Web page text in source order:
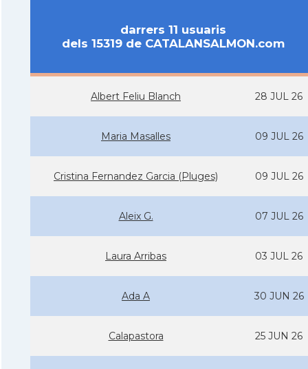
darrers 11 usuaris
dels 15319 de CATALANSALMON.com
Albert Feliu Blanch 28 JUL 26
Maria Masalles 09 JUL 26
Cristina Fernandez Garcia (Pluges) 09 JUL 26
Aleix G. 07 JUL 26
Laura Arribas 03 JUL 26
Ada A 30 JUN 26
Calapastora 25 JUN 26